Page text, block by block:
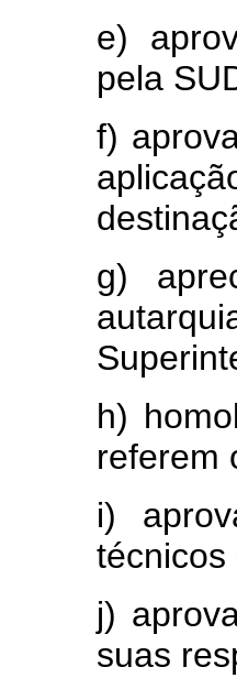
e)
pela
f)
g)
h)
referem
i)
técnicos
j)
suas